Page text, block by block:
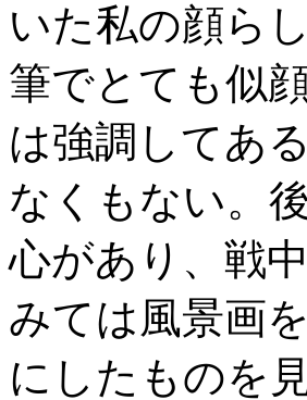
いた私の顔ら
筆でとても似
は強調してあ
なくもない。
心があり、戦
みては風景画
にしたものを